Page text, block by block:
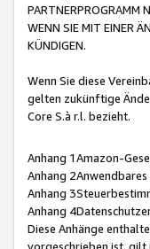
PARTNERPROGRAMM
WENN SIE MIT EINER
KÜNDIGEN.
Wenn Sie diese
gelten zukünftige
Core S.à r.l. bezieht.
Anhang 1Amazon-
Anhang
Anhang
Anhang
Diese Anhänge
vorgeschrieben ist, gilt